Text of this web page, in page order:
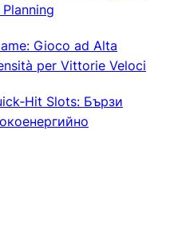
Gioco ad Alta
per Vittorie Veloci
Slots: Бързи